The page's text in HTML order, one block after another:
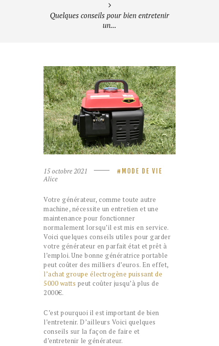
Quelques conseils pour bien entretenir
un...
15 octobre 2021 MODE DE VIE
Alice
Votre générateur, comme toute autre
machine, nécessite un entretien et une
maintenance pour fonctionner
normalement lorsqu’il est mis en service.
Voici quelques conseils utiles pour garder
votre générateur en parfait état et prêt à
l’emploi. Une bonne génératrice portable
peut coûter des milliers d’euros. En effet,
l’achat groupe électrogène puissant de
5000 watts peut coûter jusqu’à plus de
2000€.
C’est pourquoi il est important de bien
l’entretenir. D’ailleurs Voici quelques
conseils sur la façon de faire et
d’entretenir le générateur.